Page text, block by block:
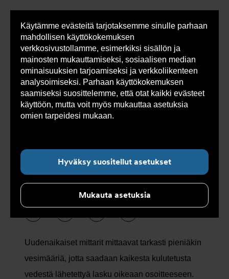
Käytämme evästeitä tarjotaksemme sinulle parhaan
mahdollisen käyttökokemuksen
verkkosivustollamme, esimerkiksi sisällön ja
mainosten mukauttamiseksi, sosiaalisen median
ominaisuuksien tarjoamiseksi ja verkkoliikenteen
analysoimiseksi. Parhaan käyttökokemuksen
saamiseksi suosittelemme, että otat kaikki evästeet
käyttöön, mutta voit myös mukauttaa asetuksia
omien tarpeidesi mukaan.
Hyväksy suositellut asetukset
Mukauta asetuksia
Alanavigointi ”Ratkaisut”
Käyttökohteita
edellytyksiä mittareille, joilla mitataan
laskutettavaa vedenkulutusta.
Uudenaikaiset mittarit mittaavat tarkasti pieniäkin
vesimääriä, jotta saadaan kaikesta kulutetusta
vedestä lähetettyä lasku oikeaan osoitteeseen.